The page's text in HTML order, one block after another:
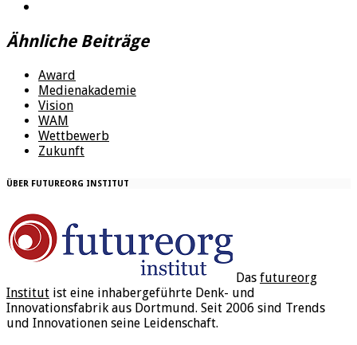
Ähnliche Beiträge
Award
Medienakademie
Vision
WAM
Wettbewerb
Zukunft
ÜBER FUTUREORG INSTITUT
Das futureorg
Institut ist eine inhabergeführte Denk- und
Innovationsfabrik aus Dortmund. Seit 2006 sind Trends
und Innovationen seine Leidenschaft.